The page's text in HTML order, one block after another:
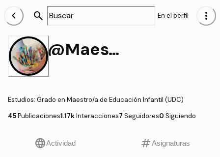
chevron_left search En el perfil more_vert
@Maestrasu
Estudios: Grado en Maestro/a de Educación Infantil (UDC)
45Publicaciones1.17kInteracciones7 Seguidores0 Siguiendo
languageActividad tagAsignaturas